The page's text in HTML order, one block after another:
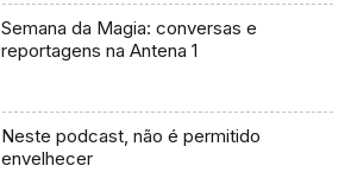
Semana da Magia: conversas e
reportagens na Antena 1
Neste podcast, não é permitido
envelhecer